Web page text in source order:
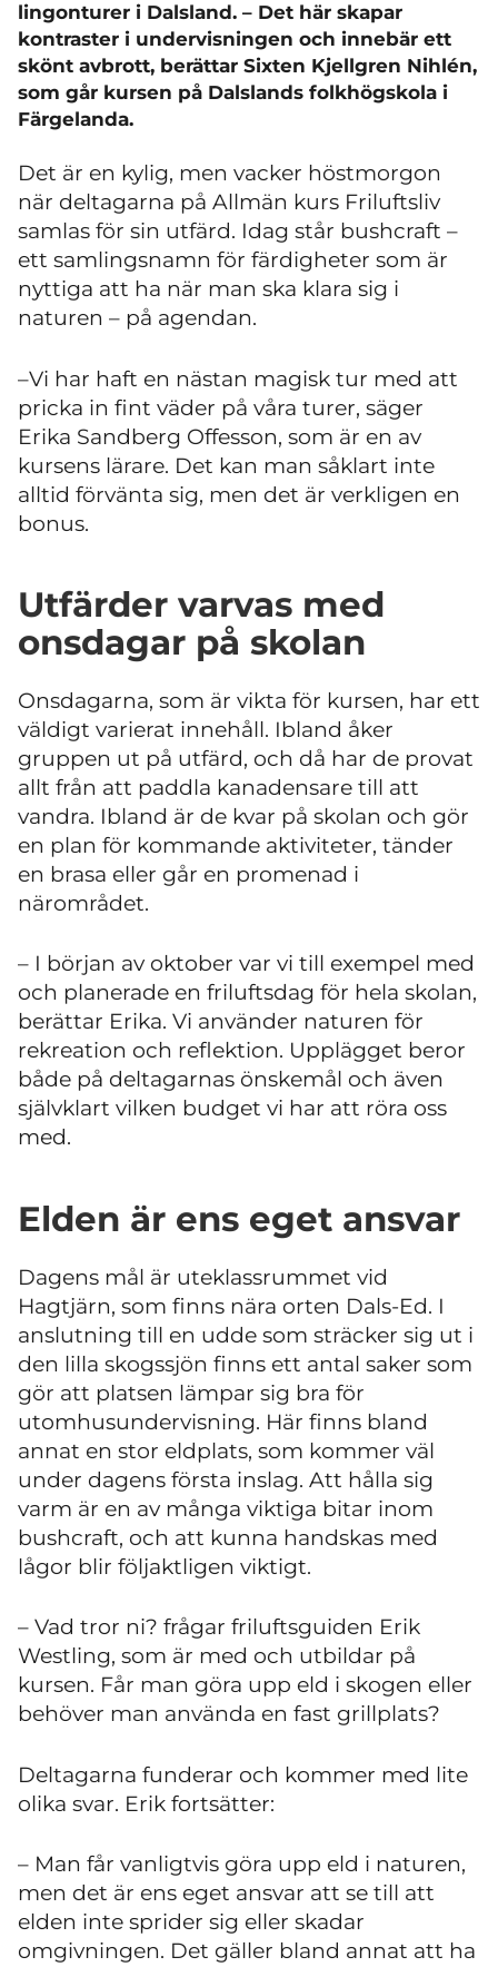
lingonturer i Dalsland. – Det här skapar
kontraster i undervisningen och innebär ett
skönt avbrott, berättar Sixten Kjellgren Nihlén,
som går kursen på Dalslands folkhögskola i
Färgelanda.
Det är en kylig, men vacker höstmorgon
när deltagarna på Allmän kurs Friluftsliv
samlas för sin utfärd. Idag står bushcraft –
ett samlingsnamn för färdigheter som är
nyttiga att ha när man ska klara sig i
naturen – på agendan.
–Vi har haft en nästan magisk tur med att
pricka in fint väder på våra turer, säger
Erika Sandberg Offesson, som är en av
kursens lärare. Det kan man såklart inte
alltid förvänta sig, men det är verkligen en
bonus.
Utfärder varvas med
onsdagar på skolan
Onsdagarna, som är vikta för kursen, har ett
väldigt varierat innehåll. Ibland åker
gruppen ut på utfärd, och då har de provat
allt från att paddla kanadensare till att
vandra. Ibland är de kvar på skolan och gör
en plan för kommande aktiviteter, tänder
en brasa eller går en promenad i
närområdet.
– I början av oktober var vi till exempel med
och planerade en friluftsdag för hela skolan,
berättar Erika. Vi använder naturen för
rekreation och reflektion. Upplägget beror
både på deltagarnas önskemål och även
självklart vilken budget vi har att röra oss
med.
Elden är ens eget ansvar
Dagens mål är uteklassrummet vid
Hagtjärn, som finns nära orten Dals-Ed. I
anslutning till en udde som sträcker sig ut i
den lilla skogssjön finns ett antal saker som
gör att platsen lämpar sig bra för
utomhusundervisning. Här finns bland
annat en stor eldplats, som kommer väl
under dagens första inslag. Att hålla sig
varm är en av många viktiga bitar inom
bushcraft, och att kunna handskas med
lågor blir följaktligen viktigt.
– Vad tror ni? frågar friluftsguiden Erik
Westling, som är med och utbildar på
kursen. Får man göra upp eld i skogen eller
behöver man använda en fast grillplats?
Deltagarna funderar och kommer med lite
olika svar. Erik fortsätter:
– Man får vanligtvis göra upp eld i naturen,
men det är ens eget ansvar att se till att
elden inte sprider sig eller skadar
omgivningen. Det gäller bland annat att ha